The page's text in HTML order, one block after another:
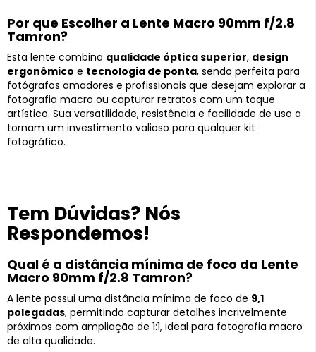
Por que Escolher a Lente Macro 90mm f/2.8
Tamron?
Esta lente combina qualidade óptica superior, design
ergonômico e tecnologia de ponta, sendo perfeita para
fotógrafos amadores e profissionais que desejam explorar a
fotografia macro ou capturar retratos com um toque
artístico. Sua versatilidade, resistência e facilidade de uso a
tornam um investimento valioso para qualquer kit
fotográfico.
Tem Dúvidas? Nós
Respondemos!
Qual é a distância mínima de foco da Lente
Macro 90mm f/2.8 Tamron?
A lente possui uma distância mínima de foco de 9,1
polegadas, permitindo capturar detalhes incrivelmente
próximos com ampliação de 1:1, ideal para fotografia macro
de alta qualidade.